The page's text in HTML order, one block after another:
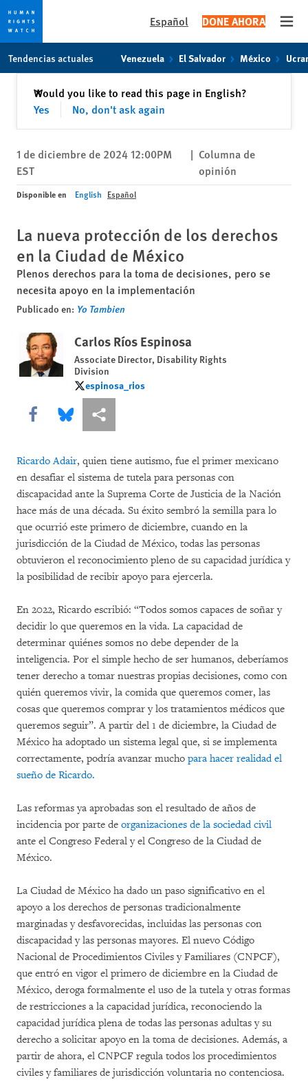
content
Español DONE AHORA
Tendencias actuales Venezuela El Salvador México
Would you like to read this page in English?
Yes
No, don't ask again
✕Cerrar
1 de diciembre de 2024 12:00PM
EST
| Columna de
opinión
Disponible en English Español
La nueva protección de los derechos
en la Ciudad de México
Plenos derechos para la toma de decisiones, pero se
necesita apoyo en la implementación
Publicado en: Yo Tambien
Carlos Ríos Espinosa
Associate Director, Disability Rights
Division
espinosa_rios
espinosa_rios
Share this via Facebook
Share this via Bluesky
Share this via Compartir
Ricardo Adair, quien tiene autismo, fue el primer mexicano
en desafiar el sistema de tutela para personas con
discapacidad ante la Suprema Corte de Justicia de la Nación
hace más de una década. Su éxito sembró la semilla para lo
que ocurrió este primero de diciembre, cuando en la
jurisdicción de la Ciudad de México, todas las personas
obtuvieron el reconocimiento pleno de su capacidad jurídica y
la posibilidad de recibir apoyo para ejercerla.
En 2022, Ricardo escribió: “Todos somos capaces de soñar y
decidir lo que queremos en la vida. La capacidad de
determinar quiénes somos no debe depender de la
inteligencia. Por el simple hecho de ser humanos, deberíamos
tener derecho a tomar nuestras propias decisiones, como con
quién queremos vivir, la comida que queremos comer, las
cosas que queremos comprar y los tratamientos médicos que
queremos seguir”. A partir del 1 de diciembre, la Ciudad de
México ha adoptado un sistema legal que, si se implementa
correctamente, podría avanzar mucho para hacer realidad el
sueño de Ricardo.
Las reformas ya aprobadas son el resultado de años de
incidencia por parte de organizaciones de la sociedad civil
ante el Congreso Federal y el Congreso de la Ciudad de
México.
La Ciudad de México ha dado un paso significativo en el
apoyo a los derechos de personas tradicionalmente
marginadas y desfavorecidas, incluidas las personas con
discapacidad y las personas mayores. El nuevo Código
Nacional de Procedimientos Civiles y Familiares (CNPCF),
que entró en vigor el primero de diciembre en la Ciudad de
México, deroga formalmente el uso de la tutela y otras formas
de restricciones a la capacidad jurídica, reconociendo la
capacidad jurídica plena de todas las personas adultas y su
derecho a solicitar apoyo en la toma de decisiones. Además, a
partir de ahora, el CNPCF regula todos los procedimientos
civiles y familiares de jurisdicción voluntaria no contenciosa.